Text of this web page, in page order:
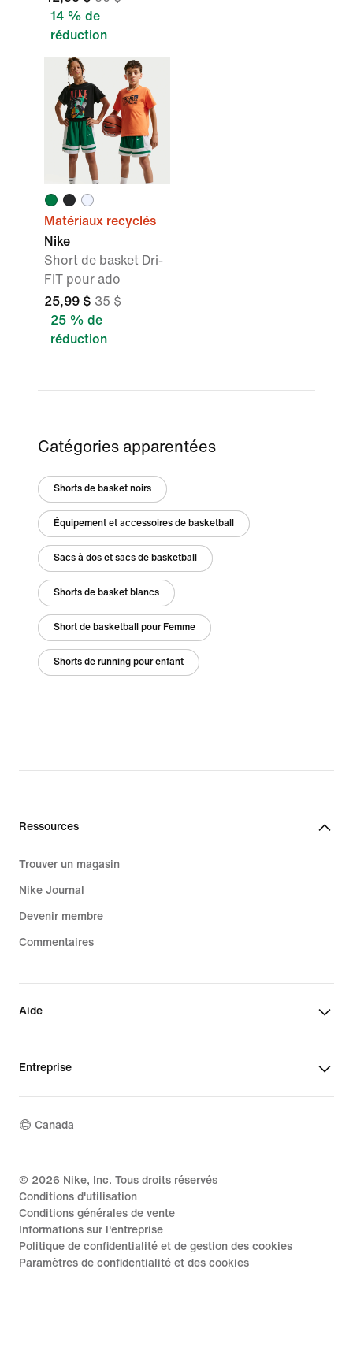
14 % de
réduction
Matériaux recyclés
Nike
Short de basket Dri-
FIT pour ado
25,99 $ 35 $
25 % de
réduction
Catégories apparentées
Shorts de basket noirs
Équipement et accessoires de basketball
Sacs à dos et sacs de basketball
Shorts de basket blancs
Short de basketball pour Femme
Shorts de running pour enfant
Ressources
Trouver un magasin
Nike Journal
Devenir membre
Commentaires
Aide
Entreprise
Canada
© 2026 Nike, Inc. Tous droits réservés
Conditions d'utilisation
Conditions générales de vente
Informations sur l'entreprise
Politique de confidentialité et de gestion des cookies
Paramètres de confidentialité et des cookies